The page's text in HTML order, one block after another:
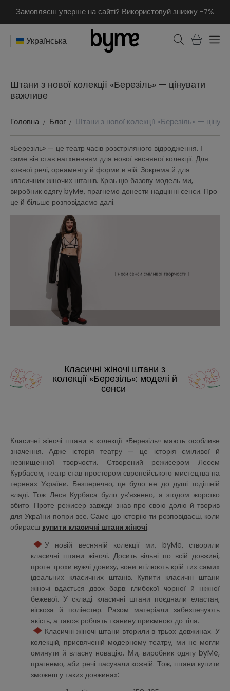
Замовляєш уперше на сайті? Використовуй знижку -7%
Українська
Штани з нової колекції «Березіль» — цінувати
важливе
Головна Блог Штани з нової колекції «Березіль» —
«Березіль» — це театр часів розстріляного відродження. І
саме він став натхненням для нової весняної колекції. Для
кожної речі, орнаменту й форми в ній. Зокрема й для
класичних жіночих штанів. Крізь цю базову модель ми,
виробник одягу byMe, прагнемо донести надцінні сенси. Про
це й більше розповідаємо далі.
Класичні жіночі штани з
колекції «Березіль»: моделі й
сенси
Класичні жіночі штани в колекції «Березіль» мають особливе
значення. Адже історія театру — це історія сміливої й
незнищенної творчости. Створений режисером Лесем
Курбасом, театр став простором європейського мистецтва на
теренах України. Безперечно, це було не до душі тодішній
владі. Тож Леся Курбаса було ув’язнено, а згодом жорстко
вбито. Проте режисер завжди знав про свою долю й творив
для України попри все. Саме цю історію ти розповідаєш, коли
обираєш купити класичні штани жіночі.
У новій весняній колекції ми, byMe, створили
класичні штани жіночі. Досить вільні по всій довжині,
проте трохи вужчі донизу, вони втілюють крій тих самих
ідеальних класичних штанів. Купити класичні штани
жіночі вдасться двох барв: глибокої чорної й ніжної
бежевої. У складі класичні штани поєднали еластан,
віскоза й поліестер. Разом матеріали забезпечують
якість, а також роблять тканину приємною до тіла.
Класичні жіночі штани вторили в трьох довжинах. У
колекцій, присвяченій модерному театру, ми не могли
оминути й власну новацію. Ми, виробник одягу byMe,
прагнемо, аби речі пасували кожній. Тож, штани купити
зможеш у таких довжинах: